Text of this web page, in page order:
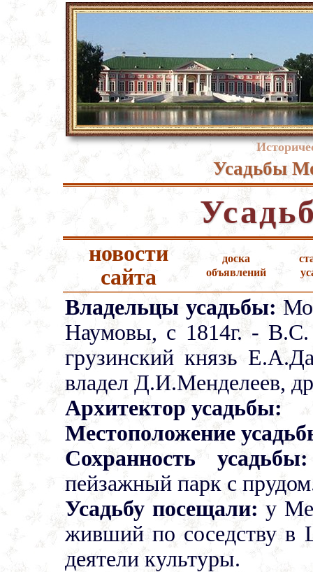
Усадьбы
новости
сайта
доска
объявлений
Владельцы усадьбы:
Наумовы, с 1814г. - В.С.
грузинский князь
владел Д.И.Менделеев,
Архитектор усадьбы:
Местоположение
Сохранность усадьбы:
пейзажный парк с
Усадьбу посещали: у
живший по соседству в
деятели культуры.